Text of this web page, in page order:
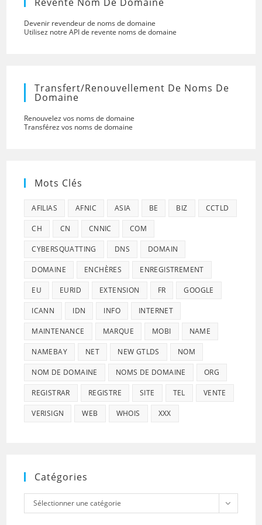
Devenir revendeur de noms de domaine
Utilisez notre API de revente noms de domaine
Transfert/renouvellement De Noms De
Domaine
Renouvelez vos noms de domaine
Transférez vos noms de domaine
Mots Clés
AFILIAS AFNIC ASIA BE BIZ CCTLD
CH CN CNNIC COM
CYBERSQUATTING DNS DOMAIN
DOMAINE ENCHÈRES ENREGISTREMENT
EU EURID EXTENSION FR GOOGLE
ICANN IDN INFO INTERNET
MAINTENANCE MARQUE MOBI NAME
NAMEBAY NET NEW GTLDS NOM
NOM DE DOMAINE NOMS DE DOMAINE ORG
REGISTRAR REGISTRE SITE TEL VENTE
VERISIGN WEB WHOIS XXX
Catégories
Catégories
Sélectionner une catégorie